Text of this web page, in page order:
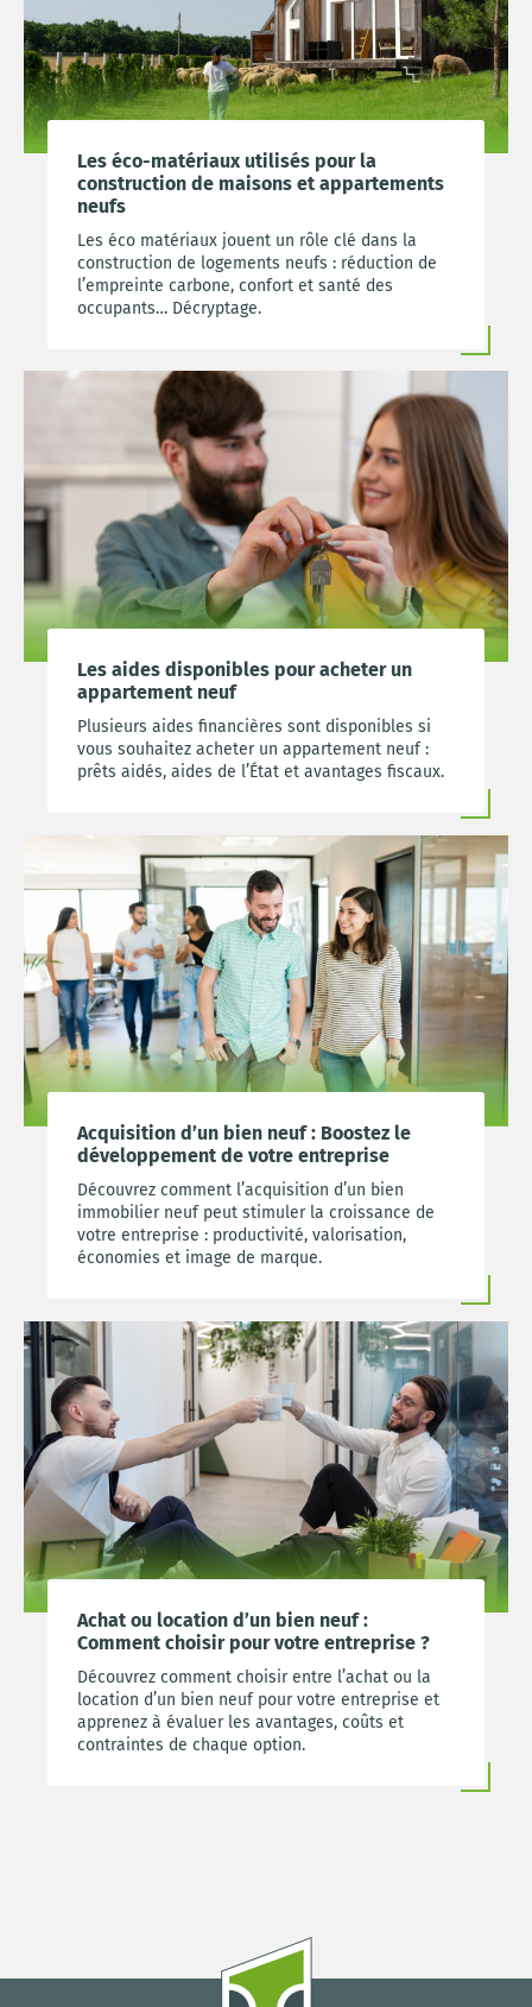
Les éco-matériaux utilisés pour la
construction de maisons et appartements
neufs
Les éco matériaux jouent un rôle clé dans la
construction de logements neufs : réduction de
l’empreinte carbone, confort et santé des
occupants… Décryptage.
Les aides disponibles pour acheter un
appartement neuf
Plusieurs aides financières sont disponibles si
vous souhaitez acheter un appartement neuf :
prêts aidés, aides de l’État et avantages fiscaux.
Acquisition d’un bien neuf : Boostez le
développement de votre entreprise
Découvrez comment l’acquisition d’un bien
immobilier neuf peut stimuler la croissance de
votre entreprise : productivité, valorisation,
économies et image de marque.
Achat ou location d’un bien neuf :
Comment choisir pour votre entreprise ?
Découvrez comment choisir entre l’achat ou la
location d’un bien neuf pour votre entreprise et
apprenez à évaluer les avantages, coûts et
contraintes de chaque option.